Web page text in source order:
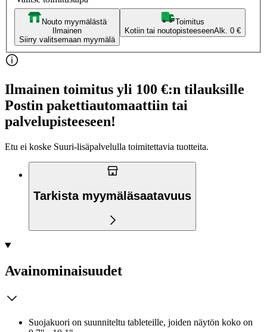
Nouto myymälästä
Ilmainen
Siirry valitsemaan myymälä
Toimitus
Kotiin tai noutopisteeseenAlk. 0 €
Ilmainen toimitus yli 100 €:n tilauksille
Postin pakettiautomaattiin tai
palvelupisteeseen!
Etu ei koske Suuri‑lisäpalvelulla toimitettavia tuotteita.
Tarkista myymäläsaatavuus
Avainominaisuudet
Suojakuori on suunniteltu tableteille, joiden näytön koko on